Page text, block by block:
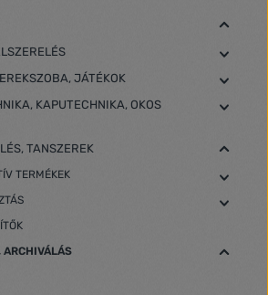
JÁTÉKOK
KAPUTECHNIKA, OKOS
TANSZEREK
TERMÉKEK
ARCHIVÁLÁS